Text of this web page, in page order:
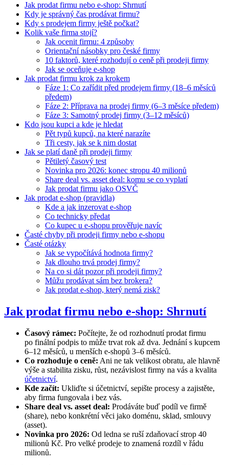
Jak prodat firmu nebo e-shop: Shrnutí
Kdy je správný čas prodávat firmu?
Kdy s prodejem firmy ještě počkat?
Kolik vaše firma stojí?
Jak ocenit firmu: 4 způsoby
Orientační násobky pro české firmy
10 faktorů, které rozhodují o ceně při prodeji firmy
Jak se oceňuje e-shop
Jak prodat firmu krok za krokem
Fáze 1: Co zařídit před prodejem firmy (18–6 měsíců
předem)
Fáze 2: Příprava na prodej firmy (6–3 měsíce předem)
Fáze 3: Samotný prodej firmy (3–12 měsíců)
Kdo jsou kupci a kde je hledat
Pět typů kupců, na které narazíte
Tři cesty, jak se k nim dostat
Jak se platí daně při prodeji firmy
Pětiletý časový test
Novinka pro 2026: konec stropu 40 milionů
Share deal vs. asset deal: komu se co vyplatí
Jak prodat firmu jako OSVČ
Jak prodat e-shop (pravidla)
Kde a jak inzerovat e-shop
Co technicky předat
Co kupec u e-shopu prověřuje navíc
Časté chyby při prodeji firmy nebo e-shopu
Časté otázky
Jak se vypočítává hodnota firmy?
Jak dlouho trvá prodej firmy?
Na co si dát pozor při prodeji firmy?
Můžu prodávat sám bez brokera?
Jak prodat e-shop, který nemá zisk?
Jak prodat firmu nebo e-shop: Shrnutí
Časový rámec: Počítejte, že od rozhodnutí prodat firmu
po finální podpis to může trvat rok až dva. Jednání s kupcem
6–12 měsíců, u menších e-shopů 3–6 měsíců.
Co rozhoduje o ceně: Ani ne tak velikost obratu, ale hlavně
výše a stabilita zisku, růst, nezávislost firmy na vás a kvalita
účetnictví.
Kde začít: Ukliďte si účetnictví, sepište procesy a zajistěte,
aby firma fungovala i bez vás.
Share deal vs. asset deal: Prodáváte buď podíl ve firmě
(share), nebo konkrétní věci jako doménu, sklad, smlouvy
(asset).
Novinka pro 2026: Od ledna se ruší zdaňovací strop 40
milionů Kč. Pro velké prodeje to znamená rozdíl v řádu
milionů.